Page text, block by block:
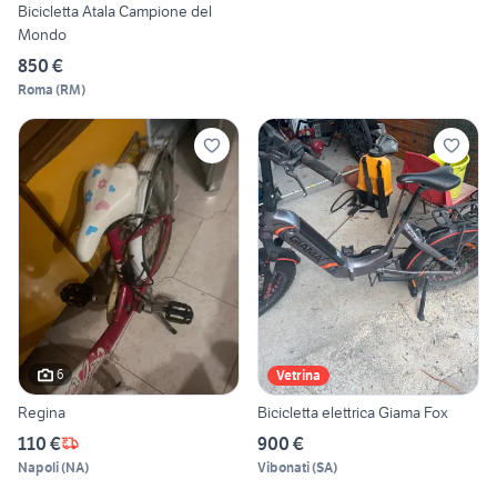
Bicicletta Atala Campione del
Mondo
850 €
Roma (RM)
6
Regina
110 €
Napoli(NA)
Vetrina
Bicicletta elettrica Giama Fox
900 €
Vibonati(SA)